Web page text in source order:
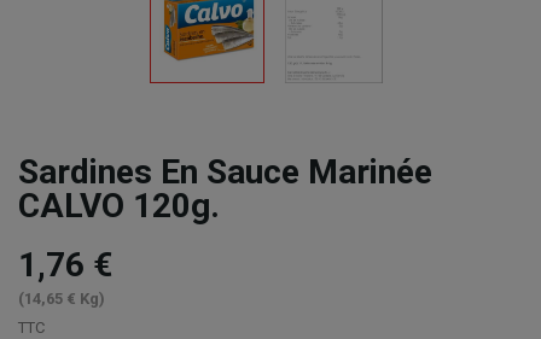
Sardines En Sauce Marinée
CALVO 120g.
1,76 €
(14,65 € Kg)
TTC